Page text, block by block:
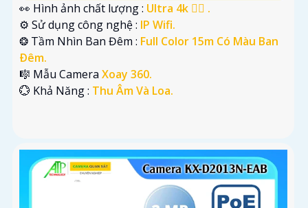
👀 Hình ảnh chất lượng : Ultra 4k 👍🏾 .
⚙ Sử dụng công nghệ : IP Wifi.
❂ Tầm Nhìn Ban Đêm : Full Color 15m Có Màu Ban
Ðêm.
🎼️ Mẫu Camera Xoay 360.
️💮 Khả Năng : Thu Âm Và Loa.